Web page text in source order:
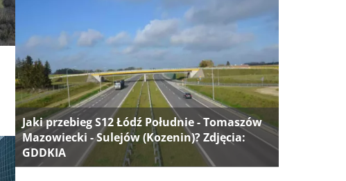
Jaki przebieg S12 Łódź Południe - Tomaszów
Mazowiecki - Sulejów (Kozenin)? Zdjęcia:
GDDKIA